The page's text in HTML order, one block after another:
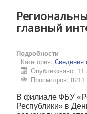
главный
Подробности
Категория: Сведения
Опубликовано: 11
Просмотров: 8211
В филиале ФБУ
Республики» в